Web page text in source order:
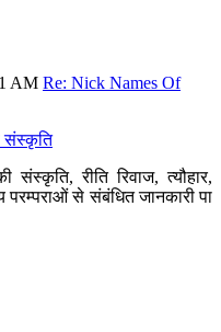
AM Re: Nick Names Of
संस्कृति
रीति रिवाज, त्यौहार,
परम्पराओं से संबंधित जानकारी पा